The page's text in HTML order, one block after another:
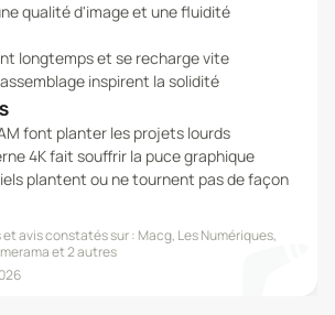
qualité d'image et une fluidité
longtemps et se recharge vite
inspirent la solidité
font planter les projets lourds
4K fait souffrir la puce graphique
plantent ou ne tournent pas de façon
avis constatés sur : Macg, Les Numériques,
et 2 autres